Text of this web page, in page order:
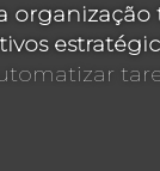
organização